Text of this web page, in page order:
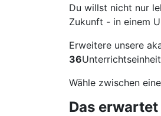
Du willst nicht nur
Zukunft - in einem
Erweitere unsere
36
Wähle zwischen
Das erwartet